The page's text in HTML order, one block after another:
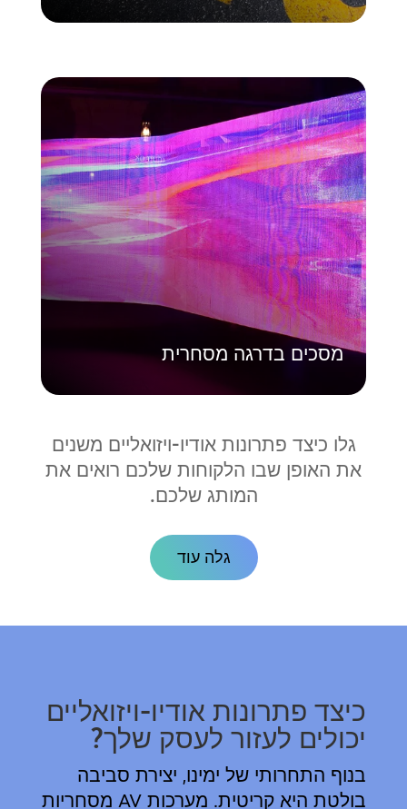
מסכים בדרגה מסחרית
מסכים בדרגה מסחרית
פרוס רשת תקשורת חזותית חזקה. המסכים
המסחריים שלנו בנויים לשימוש מתמשך,
ומאפשרים אספקת תוכן דינמית וניהול מרכזי
בכל המתקנים שלך.
למד עוד
גלו כיצד פתרונות אודיו-ויזואליים משנים
את האופן שבו הלקוחות שלכם רואים את
המותג שלכם.
גלה עוד
כיצד פתרונות אודיו-ויזואליים
יכולים לעזור לעסק שלך?
בנוף התחרותי של ימינו, יצירת סביבה
בולטת היא קריטית. מערכות AV מסחריות